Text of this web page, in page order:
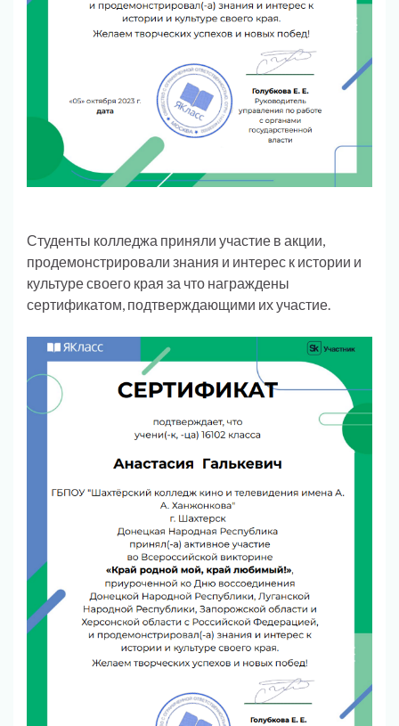
Студенты колледжа приняли участие в акции,
продемонстрировали знания и интерес к истории и
культуре своего края за что награждены
сертификатом, подтверждающими их участие.